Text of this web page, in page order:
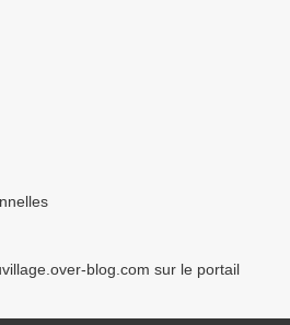
blog.com sur le portail